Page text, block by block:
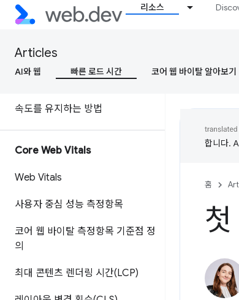
리소스
Articles
AI와 웹 빠른 로드 시간 코어 웹 바이탈 알아보기
속도가 왜 중요할까요?
속도란 무엇인가요?
속도 측정 방법
속도를 유지하는 방법
Core Web Vitals
Web Vitals
사용자 중심 성능 측정항목
코어 웹 바이탈 측정항목 기준점 정
의
최대 콘텐츠 렌더링 시간(LCP)
합니다.
홈